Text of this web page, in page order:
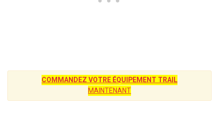
COMMANDEZ VOTRE ÉQUIPEMENT TRAIL
MAINTENANT